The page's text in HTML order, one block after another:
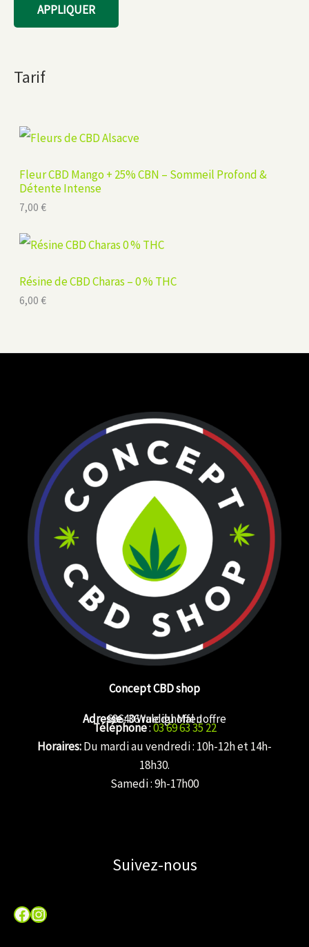
APPLIQUER
Tarif
Fleur CBD Mango + 25% CBN – Sommeil Profond &
Détente Intense
7,00 €
Résine de CBD Charas – 0 % THC
6,00 €
Concept CBD shop
Adresse: 36 rue du Mal Joffre
68640 Waldighoffen
Téléphone:03 69 63 35 22
Horaires:Du mardi au vendredi : 10h-12h et 14h-
18h30.
Samedi : 9h-17h00
Suivez-nous
Facebook
Instagram